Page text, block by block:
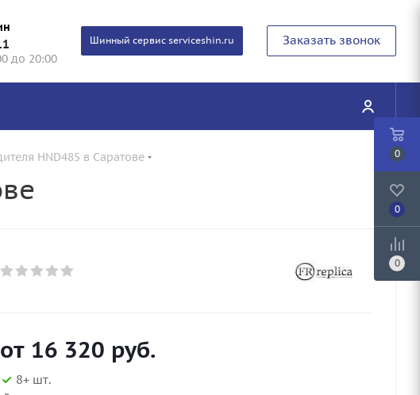
до 20:00
Шинный сервис serviceshin.ru Заказать звонок
HND485 в Саратове
от 16 320 руб.
8+ шт.
0
0
0